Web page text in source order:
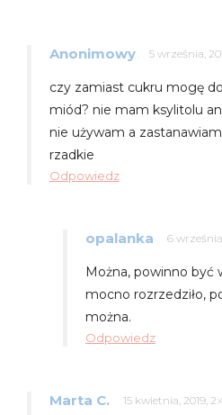
Anonimowy 5 września,
czy zamiast cukru mogę
miód? nie mam ksylitolu
nie używam a
rzadkie
Odpowiedz
opalanka 6
Można, powinno być
mocno rozrzedziło,
można.
Odpowiedz
Marta C. 15 kwietnia, 2019,